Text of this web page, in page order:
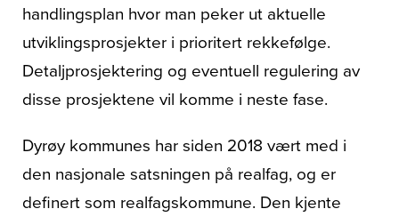
handlingsplan hvor man peker ut aktuelle
utviklingsprosjekter i prioritert rekkefølge.
Detaljprosjektering og eventuell regulering av
disse prosjektene vil komme i neste fase.
Dyrøy kommunes har siden 2018 vært med i
den nasjonale satsningen på realfag, og er
definert som realfagskommune. Den kjente